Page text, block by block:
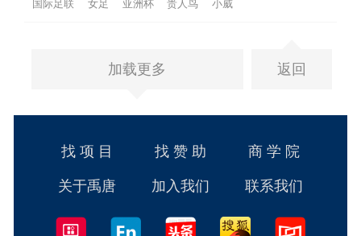
国际足联
女足 亚洲杯 贵人鸟 小威
加载更多 返回
找 项 目
关于禹唐
找 赞 助
加入我们
商 学 院
联系我们